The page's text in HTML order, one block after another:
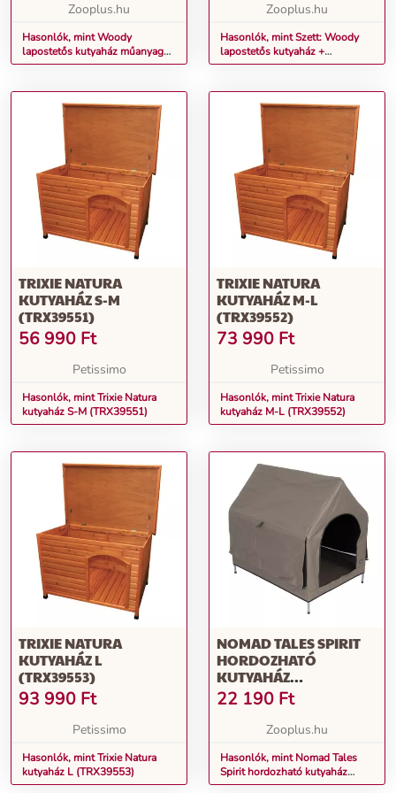
Zooplus.hu
Hasonlók, mint Woody
lapostetős kutyaház műanyag
ajtóval - M: Sz 104 x Mé 66 x Ma
X MA 70 CMZooplus.hu
Hasonlók, mint Szett: Woody
lapostetős kutyaház +
szigetelés + műanyag ajtó - M:
TRIXIE NATURA
KUTYAHÁZ S-M
(TRX39551)
56 990 Ft
Petissimo
Hasonlók, mint Trixie Natura
kutyaház S-M (TRX39551)
TRIXIE NATURA
KUTYAHÁZ M-L
(TRX39552)
73 990 Ft
Petissimo
Hasonlók, mint Trixie Natura
kutyaház M-L (TRX39552)
TRIXIE NATURA
KUTYAHÁZ L
(TRX39553)
93 990 Ft
Petissimo
Hasonlók, mint Trixie Natura
kutyaház L (TRX39553)
NOMAD TALES SPIRIT
HORDOZHATÓ
KUTYAHÁZ
64X89X85CM
22 190 Ft
Zooplus.hu
Hasonlók, mint Nomad Tales
Spirit hordozható kutyaház
64x89x85cm